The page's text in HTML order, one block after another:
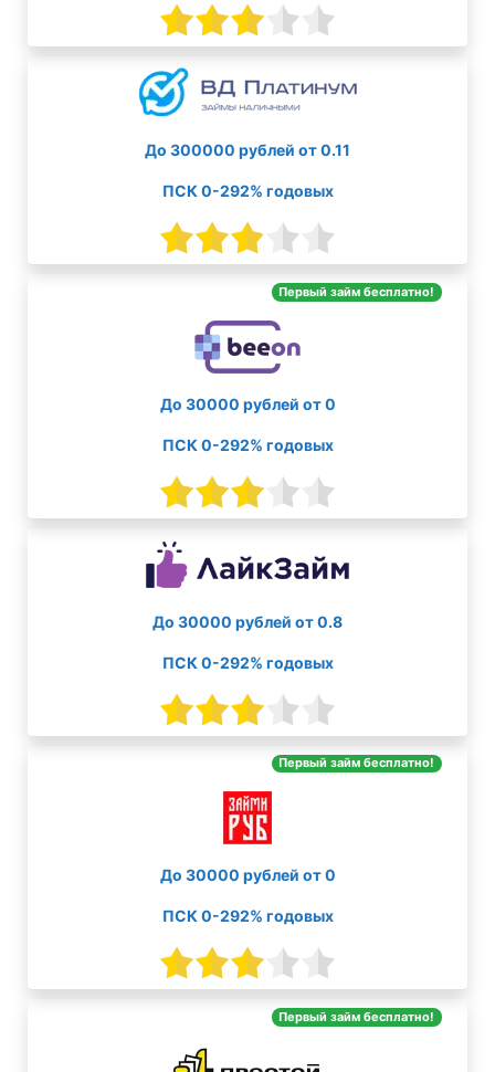
До 300000 рублей от 0.11
ПСК 0-292% годовых
Первый займ бесплатно!
До 30000 рублей от 0
ПСК 0-292% годовых
До 30000 рублей от 0.8
ПСК 0-292% годовых
Первый займ бесплатно!
До 30000 рублей от 0
ПСК 0-292% годовых
Первый займ бесплатно!